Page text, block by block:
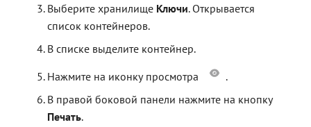
Выберите хранилище Ключи. Открывается
список контейнеров.
В списке выделите контейнер.
Нажмите на иконку просмотра
.
В правой боковой панели нажмите на кнопку
Печать.